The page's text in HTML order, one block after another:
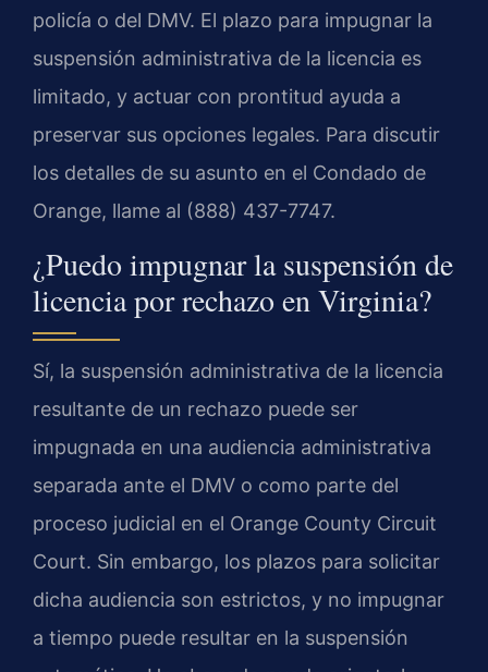
policía o del DMV. El plazo para impugnar la
suspensión administrativa de la licencia es
limitado, y actuar con prontitud ayuda a
preservar sus opciones legales. Para discutir
los detalles de su asunto en el Condado de
Orange, llame al (888) 437-7747.
¿Puedo impugnar la suspensión de
licencia por rechazo en Virginia?
Sí, la suspensión administrativa de la licencia
resultante de un rechazo puede ser
impugnada en una audiencia administrativa
separada ante el DMV o como parte del
proceso judicial en el Orange County Circuit
Court. Sin embargo, los plazos para solicitar
dicha audiencia son estrictos, y no impugnar
a tiempo puede resultar en la suspensión